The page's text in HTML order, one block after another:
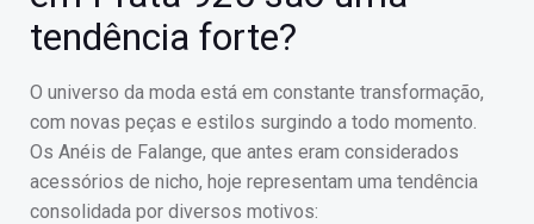
tendência forte?
O universo da moda está em constante transformação,
com novas peças e estilos surgindo a todo momento.
Os Anéis de Falange, que antes eram considerados
acessórios de nicho, hoje representam uma tendência
consolidada por diversos motivos: